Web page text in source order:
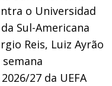
o Universidad
Sul-Americana
Reis, Luiz Ayrão
27 da UEFA